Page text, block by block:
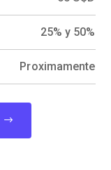
25% y 50%
Proximamente